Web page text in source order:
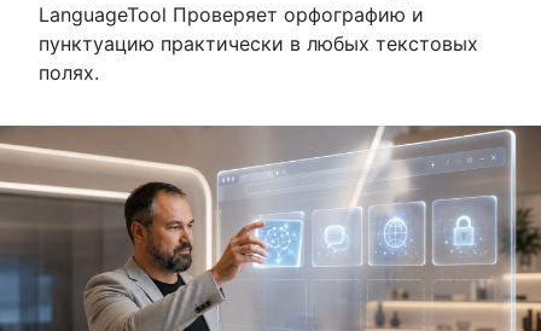
LanguageTool Проверяет орфографию и
пунктуацию практически в любых текстовых
полях.